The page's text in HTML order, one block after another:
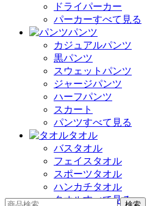
ドライパーカー
パーカーすべて見る
パンツ
カジュアルパンツ
黒パンツ
スウェットパンツ
ジャージパンツ
ハーフパンツ
スカート
パンツすべて見る
タオル
バスタオル
フェイスタオル
スポーツタオル
ハンカチタオル
タオルすべて見る